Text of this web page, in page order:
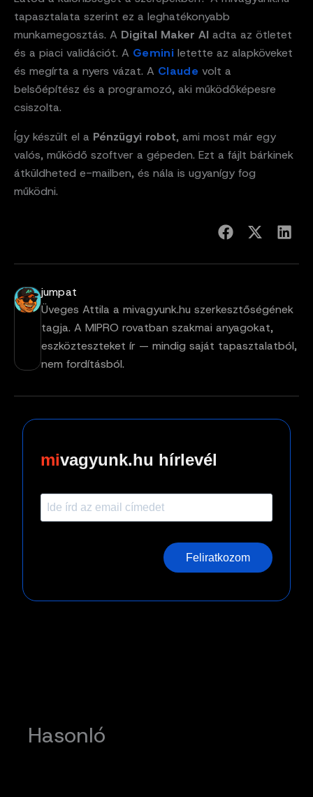
tapasztalata szerint ez a leghatékonyabb
munkamegosztás. A Digital Maker AI adta az ötletet
és a piaci validációt. A Gemini letette az alapköveket
és megírta a nyers vázat. A Claude volt a
belsőépítész és a programozó, aki működőképesre
csiszolta.
Így készült el a Pénzügyi robot, ami most már egy
valós, működő szoftver a gépeden. Ezt a fájlt bárkinek
átküldheted e-mailben, és nála is ugyanígy fog
működni.
jumpat
Üveges Attila a mivagyunk.hu szerkesztőségének
tagja. A MIPRO rovatban szakmai anyagokat,
eszközteszteket ír — mindig saját tapasztalatból,
nem fordításból.
vagyunk.hu hírlevél
Feliratkozom
Hasonló